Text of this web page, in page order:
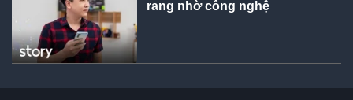
rang nhờ công nghệ